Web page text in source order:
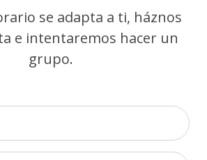
se adapta a ti, háznos
e intentaremos hacer un
grupo.